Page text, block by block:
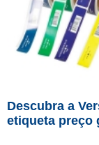
Descubra a
etiqueta preço